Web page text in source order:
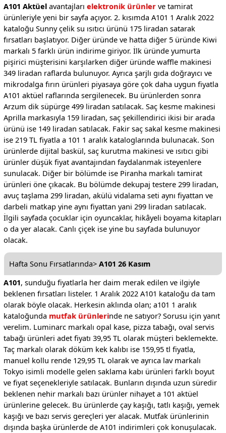
A101 Aktüelavantajları elektronik ürünlerve tamirat
ürünleriyle yeni bir sayfa açıyor. 2. kısımda A101 1 Aralık 2022
kataloğu Sunny çelik su ısıtıcı ürünü 175 liradan satarak
fırsatları başlatıyor. Diğer üründe ve hatta diğer 5 üründe Kiwi
markalı 5 farklı ürün indirime giriyor. İlk üründe yumurta
pişirici müşterisini karşılarken diğer üründe waffle makinesi
349 liradan raflarda bulunuyor. Ayrıca şarjlı gıda doğrayıcı ve
mikrodalga fırın ürünleri piyasaya göre çok daha uygun fiyatla
A101 aktüel raflarında sergilenecek. Bu ürünlerden sonra
Arzum dik süpürge 499 liradan satılacak. Saç kesme makinesi
Aprilla markasıyla 159 liradan, saç şekillendirici ikisi bir arada
ürünü ise 149 liradan satılacak. Fakir saç sakal kesme makinesi
ise 219 TL fiyatla a 101 1 aralık kataloglarında bulunacak. Son
ürünlerde dijital baskül, saç kurutma makinesi ve ısıtıcı gibi
ürünler düşük fiyat avantajından faydalanmak isteyenlere
sunulacak. Diğer bir bölümde ise Piranha markalı tamirat
ürünleri öne çıkacak. Bu bölümde dekupaj testere 299 liradan,
avuç taşlama 299 liradan, akülü vidalama seti aynı fiyattan ve
darbeli matkap yine aynı fiyattan yani 299 liradan satılacak.
İlgili sayfada çocuklar için oyuncaklar, hikâyeli boyama kitapları
o da yer alacak. Canlı çiçek ise yine bu sayfada bulunuyor
olacak.
Hafta Sonu Fırsatlarında> A101 26 Kasım
A101, sunduğu fiyatlarla her daim merak edilen ve ilgiyle
beklenen fırsatları listeler. 1 Aralık 2022 A101 kataloğu da tam
olarak böyle olacak. Herkesin aklında olan; a101 1 aralık
kataloğunda mutfak ürünlerinde ne satıyor? Sorusu için yanıt
verelim. Luminarc markalı opal kase, pizza tabağı, oval servis
tabağı ürünleri adet fiyatı 39,95 TL olarak müşteri beklemekte.
Taç markalı olarak döküm kek kalıbı ise 159,95 tl fiyatla,
manuel kollu rende 129,95 TL olarak ve ayrıca lav markalı
Tokyo isimli modelle gelen saklama kabı ürünleri farklı boyut
ve fiyat seçenekleriyle satılacak. Bunların dışında uzun süredir
beklenen nehir markalı bazı ürünler nihayet a 101 aktüel
ürünlerine gelecek. Bu ürünlerde çay kaşığı, tatlı kaşığı, yemek
kaşığı ve bazı servis gereçleri yer alacak. Mutfak ürünlerinin
dışında başka ürünlerde de A101 indirimleri çok konuşulacak.